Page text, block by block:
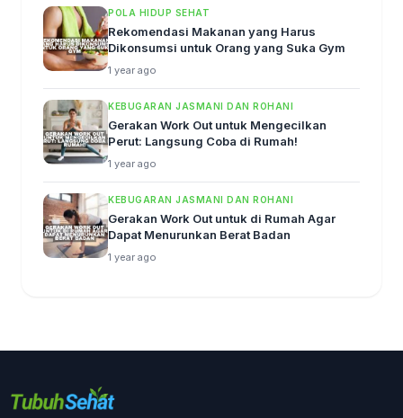
POLA HIDUP SEHAT
Rekomendasi Makanan yang Harus
Dikonsumsi untuk Orang yang Suka Gym
1 year ago
KEBUGARAN JASMANI DAN ROHANI
Gerakan Work Out untuk Mengecilkan
Perut: Langsung Coba di Rumah!
1 year ago
KEBUGARAN JASMANI DAN ROHANI
Gerakan Work Out untuk di Rumah Agar
Dapat Menurunkan Berat Badan
1 year ago